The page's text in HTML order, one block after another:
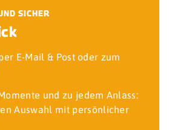
SICHER
E-Mail & Post oder zum
und zu jedem Anlass:
Auswahl mit persönlicher